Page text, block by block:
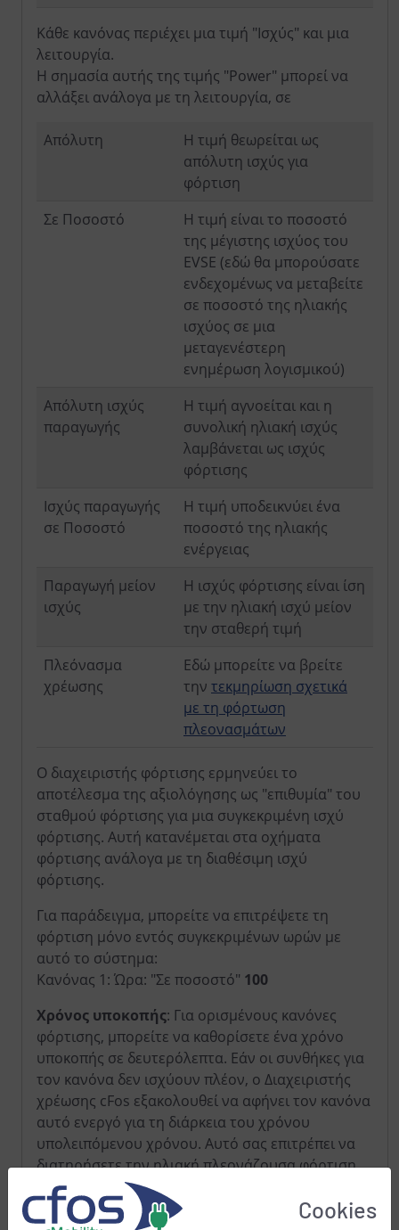
Κάθε κανόνας περιέχει μια τιμή "Ισχύς" και μια
λειτουργία.
Η σημασία αυτής της τιμής "Power" μπορεί να
αλλάξει ανάλογα με τη λειτουργία, σε
Απόλυτη
Η τιμή θεωρείται ως
απόλυτη ισχύς για
φόρτιση
Σε Ποσοστό
Η τιμή είναι το ποσοστό
της μέγιστης ισχύος του
EVSE (εδώ θα μπορούσατε
ενδεχομένως να μεταβείτε
σε ποσοστό της ηλιακής
ισχύος σε μια
μεταγενέστερη
ενημέρωση λογισμικού)
Απόλυτη ισχύς
παραγωγής
Η τιμή αγνοείται και η
συνολική ηλιακή ισχύς
λαμβάνεται ως ισχύς
φόρτισης
Ισχύς παραγωγής
σε Ποσοστό
Η τιμή υποδεικνύει ένα
ποσοστό της ηλιακής
ενέργειας
Παραγωγή μείον
ισχύς
Η ισχύς φόρτισης είναι ίση
με την ηλιακή ισχύ μείον
την σταθερή τιμή
Πλεόνασμα
χρέωσης
Εδώ μπορείτε να βρείτε
την τεκμηρίωση σχετικά
με τη φόρτωση
πλεονασμάτων
Ο διαχειριστής φόρτισης ερμηνεύει το
αποτέλεσμα της αξιολόγησης ως "επιθυμία" του
σταθμού φόρτισης για μια συγκεκριμένη ισχύ
φόρτισης. Αυτή κατανέμεται στα οχήματα
φόρτισης ανάλογα με τη διαθέσιμη ισχύ
φόρτισης.
Για παράδειγμα, μπορείτε να επιτρέψετε τη
φόρτιση μόνο εντός συγκεκριμένων ωρών με
αυτό το σύστημα:
Κανόνας 1: Ώρα: "Σε ποσοστό" 100
Χρόνος υποκοπής: Για ορισμένους κανόνες
φόρτισης, μπορείτε να καθορίσετε ένα χρόνο
υποκοπής σε δευτερόλεπτα. Εάν οι συνθήκες για
τον κανόνα δεν ισχύουν πλέον, ο Διαχειριστής
χρέωσης cFos εξακολουθεί να αφήνει τον κανόνα
αυτό ενεργό για τη διάρκεια του χρόνου
υπολειπόμενου χρόνου. Αυτό σας επιτρέπει να
διατηρήσετε την ηλιακή πλεονάζουσα φόρτιση,
για παράδειγμα, ακόμη και αν ένα σύννεφο
σκιάσει για λίγο το ηλιακό σύστημα.
Cookies